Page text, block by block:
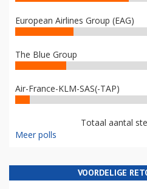
European Airlines Group (EAG)
The Blue Group
Air-France-KLM-SAS(-TAP)
Totaal aantal
Meer polls
VOORDELIGE